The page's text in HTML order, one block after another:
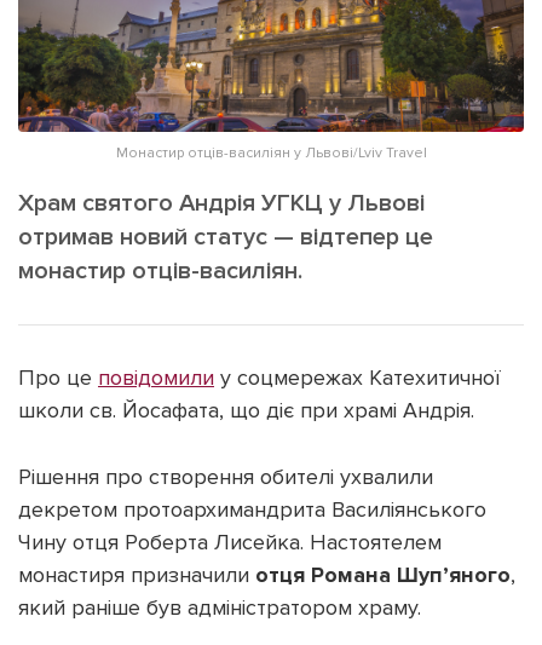
Інтерв'ю
Картки
Репортаж
Погляди
Ініціативи
Прес-релізи
Фото/Відео
Made in Lviv
Зв'язатися з нами
[email protected] Реклама на сайті
Наші соц мережі
Монастир отців-василіян у Львові/Lviv Travel
Храм святого Андрія УГКЦ у Львові
отримав новий статус — відтепер це
монастир отців-василіян.
Про це повідомили у соцмережах Катехитичної
школи св. Йосафата, що діє при храмі Андрія.
Рішення про створення обителі ухвалили
декретом протоархимандрита Василіянського
Чину отця Роберта Лисейка. Настоятелем
монастиря призначили отця Романа Шуп’яного,
який раніше був адміністратором храму.